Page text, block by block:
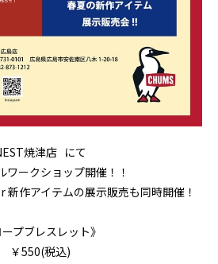
焼津店 にて
ワークショップ開催！！
作アイテムの展示販売も同時開催！
ープブレスレット》
￥550(税込)